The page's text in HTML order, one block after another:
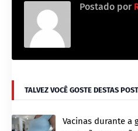
Postado por
TALVEZ VOCÊ GOSTE DESTAS
Vacinas durante a